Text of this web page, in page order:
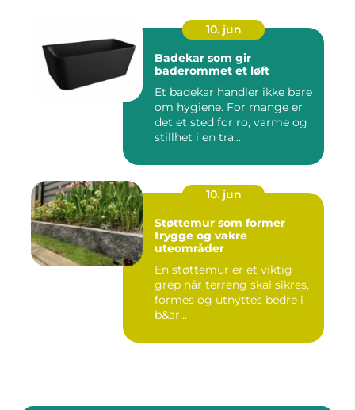
10. jun
Badekar som gir
baderommet et løft
Et badekar handler ikke bare
om hygiene. For mange er
det et sted for ro, varme og
stillhet i en tra...
10. jun
Støttemur som former
trygge og vakre
uteområder
En støttemur er et viktig
grep når terreng skal sikres,
formes og utnyttes bedre i
b&ar...